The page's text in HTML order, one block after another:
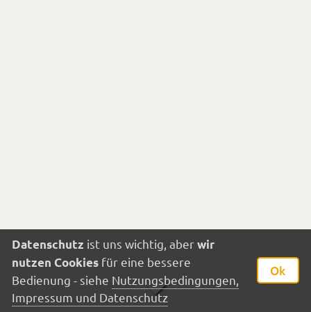
Weiter
Datenschutz ist uns wichtig, aberwir
nutzen Cookies für eine bessere
Bedienung - siehe Nutzungsbedingungen,
Impressum und Datenschutz
Ok